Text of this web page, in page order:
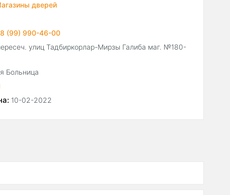
дверей
(99) 990-46-00
улиц Тадбиркорлар-Мирзы Галиба маг. №180-
Больница
10-02-2022